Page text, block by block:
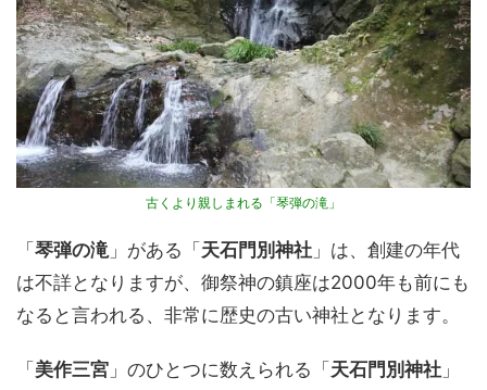
古くより親しまれる「琴弾の滝」
「 琴弾の滝」がある「 天石門別神社 」は、創建の年代
は不詳となりますが、御祭神の鎮座は2000年も前にも
なると言われる、非常に歴史の古い神社となります。
「 美作三宮 」のひとつに数えられる「 天石門別神社 」